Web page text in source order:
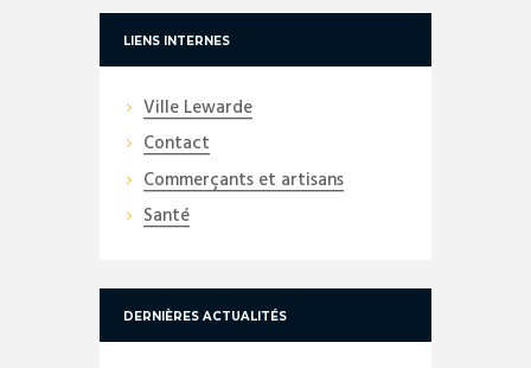
LIENS INTERNES
Ville Lewarde
Contact
Commerçants et artisans
Santé
DERNIÈRES ACTUALITÉS